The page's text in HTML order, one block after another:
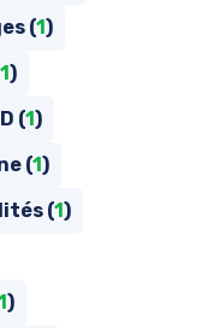
(1)
1)
(1)
(1)
(1)
)